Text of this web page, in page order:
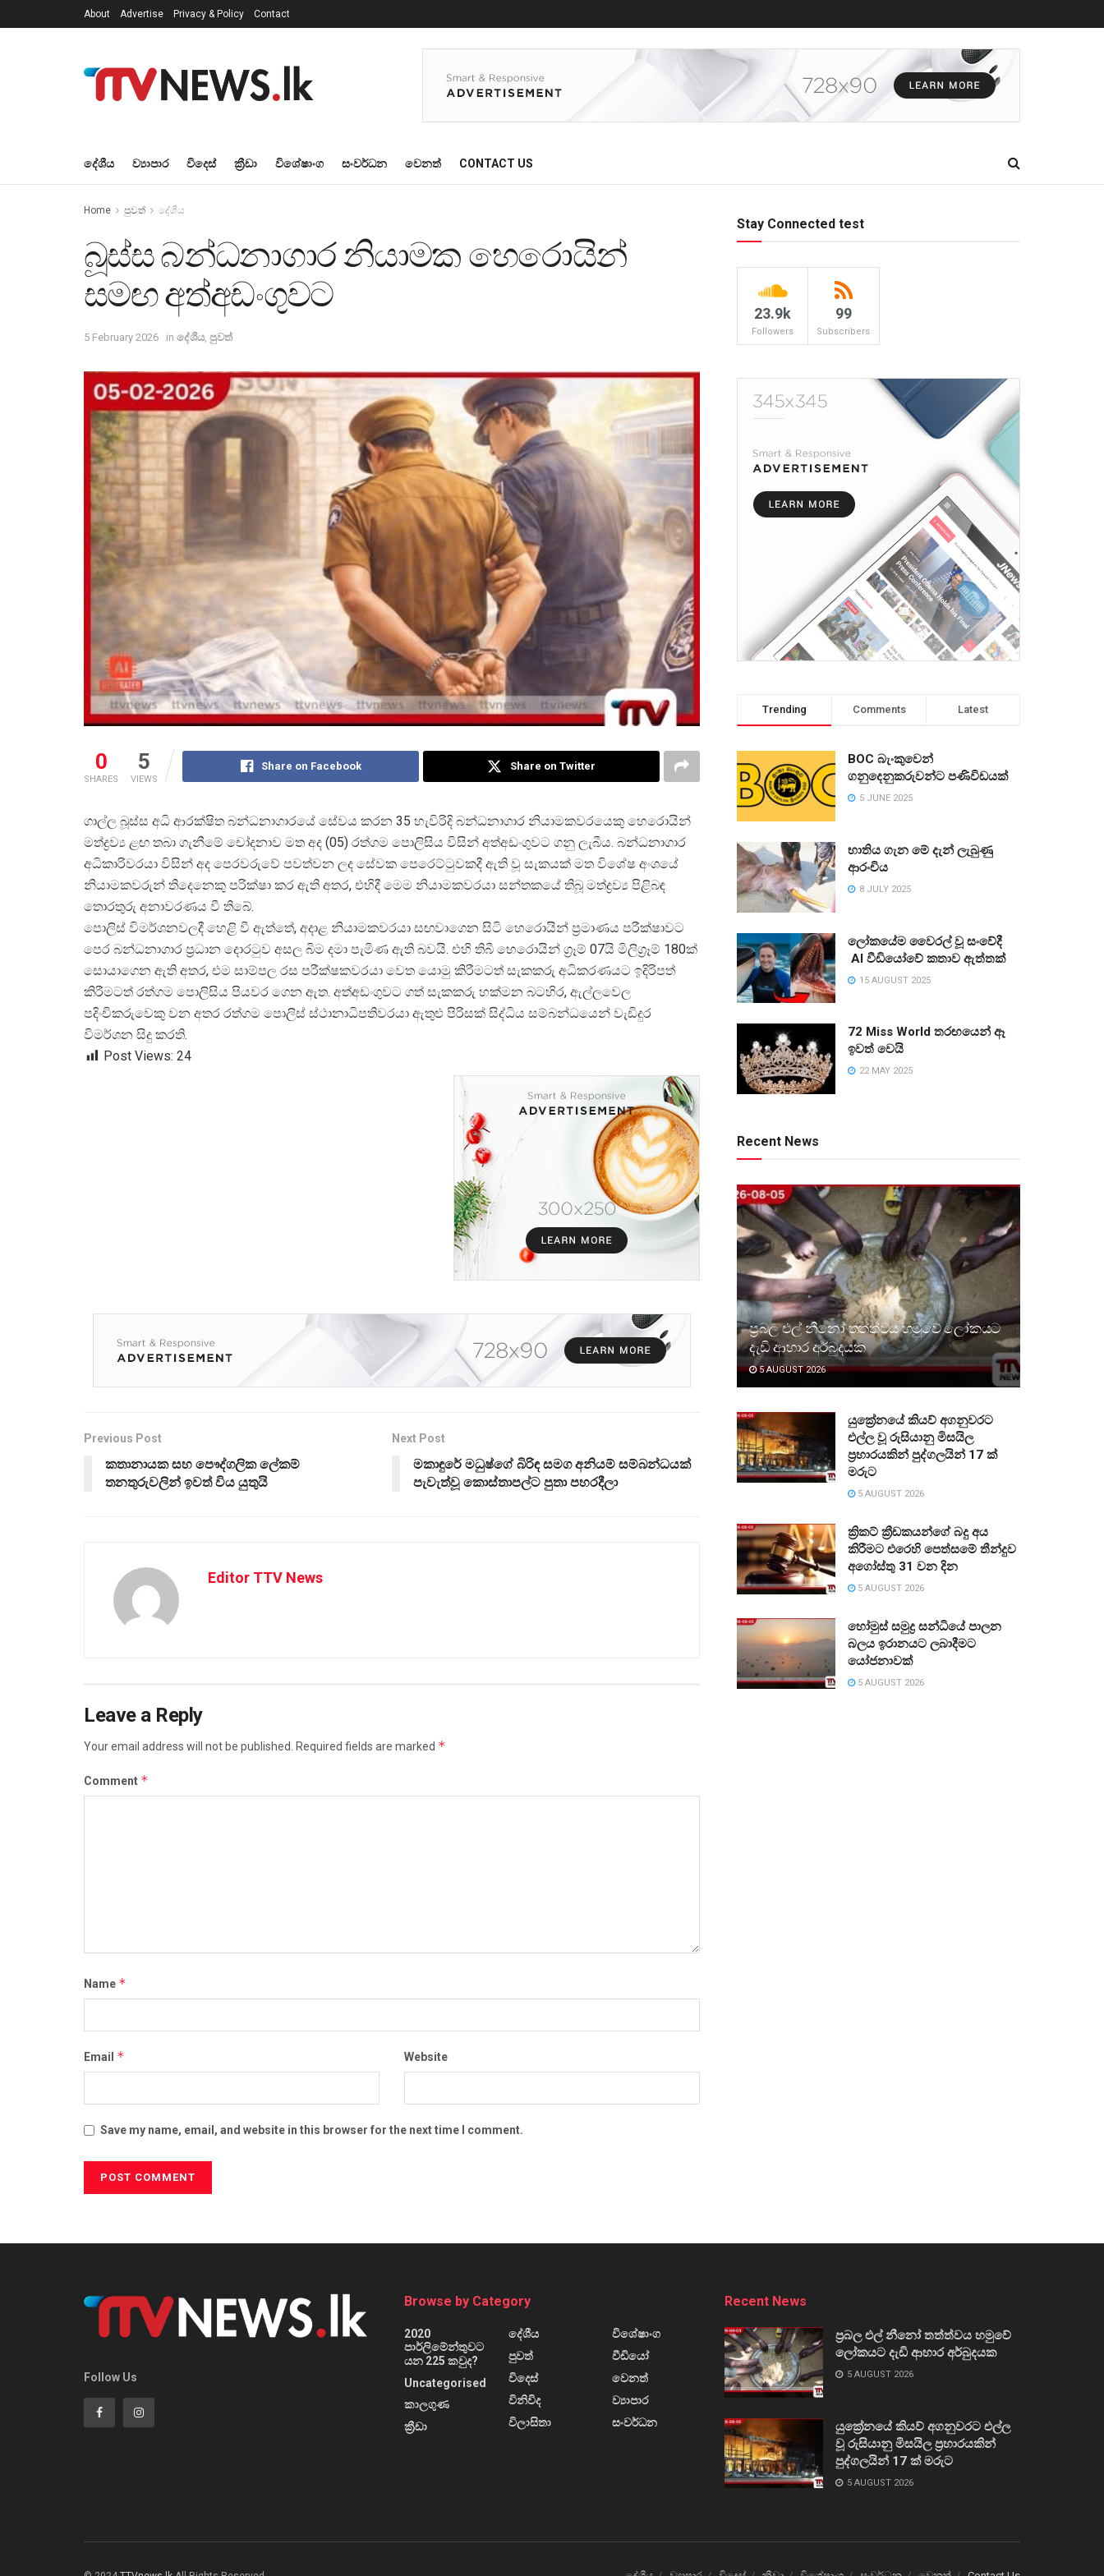
About Advertise Privacy & Policy Contact
දේශීය ව්‍යාපාර විදෙස් ක්‍රීඩා විශේෂාංග සංවර්ධන වෙනත් CONTACT US
Home පුවත් දේශීය
බූස්ස බන්ධනාගාර නියාමක හෙරොයින්
සමඟ අත්අඩංගුවට
5 February 2026 in දේශීය, පුවත්
0
SHARES
5
VIEWS
Share on Facebook Share on Twitter
ගාල්ල බූස්ස අධි ආරක්ෂිත බන්ධනාගාරයේ සේවය කරන 35 හැවිරිදි බන්ධනාගාර නියාමකවරයෙකු හෙරොයින්
මත්ද්රව් ය ළඟ තබා ගැනීමේ චෝදනාව මත අද (05) රත්ගම පොලිසිය විසින් අත්අඩංගුවට ගනු ලැබීය. බන්ධනාගාර
අධිකාරිවරයා විසින් අද පෙරවරුවේ පවත්වන ලද සේවක පෙරෙට්ටුවකදී ඇති වූ සැකයක් මත විශේෂ අංශයේ
නියාමකවරුන් තිදෙනෙකු පරික්ෂා කර ඇති අතර, එහිදී මෙම නියාමකවරයා සන්තකයේ තිබූ මත්ද්රව් ය පිළිබඳ
තොරතුරු අනාවරණය වී තිබේ.
පොලිස් විමර්ශනවලදී හෙළි වී ඇත්තේ, අදාළ නියාමකවරයා සඟවාගෙන සිටි හෙරොයින් ප්රමාණය පරීක්ෂාවට
පෙර බන්ධනාගාර ප්රධාන දොරටුව අසල බිම දමා පැමිණ ඇති බවයි. එහි තිබී හෙරොයින් ග්රෑම් 07යි මිලිග්රෑම් 180ක්
සොයාගෙන ඇති අතර, එම සාම්පල රස පරීක්ෂකවරයා වෙත යොමු කිරීමටත් සැකකරු අධිකරණයට ඉදිරිපත්
කිරීමටත් රත්ගම පොලිසිය පියවර ගෙන ඇත. අත්අඩංගුවට ගත් සැකකරු හක්මන බටහිර, ඇල්ලවෙල
පදිංචිකරුවෙකු වන අතර රත්ගම පොලිස් ස්ථානාධිපතිවරයා ඇතුළු පිරිසක් සිද්ධිය සම්බන්ධයෙන් වැඩිදුර
විමර්ශන සිදු කරති.
Post Views: 24
Previous Post
කතානායක සහ පෞද්ගලික ලේකම්
තනතුරුවලින් ඉවත් විය යුතුයි
Next Post
මකාඳුරේ මධුෂ්ගේ බිරිඳ සමග අනියම් සම්බන්ධයක්
පැවැත්වූ කොස්තාපල්ට පුතා පහරදීලා
Editor TTV News
Leave a Reply
Your email address will not be published. Required fields are marked *
Comment *
Name *
Email * Website
Save my name, email, and website in this browser for the next time I comment.
Stay Connected test
23.9k
Followers
99
Subscribers
Trending Comments Latest
BOC බැංකුවෙන්
ගනුදෙනුකරුවන්ට පණිවිඩයක්
5 JUNE 2025
භාතිය ගැන මේ දැන් ලැබුණු
ආරංචිය
8 JULY 2025
ලෝකයේම වෛරල් වූ සංවේදී
AI වීඩියෝවේ කතාව ඇත්තක්
15 AUGUST 2025
72 Miss World තරඟයෙන් ඈ
ඉවත් වෙයි
22 MAY 2025
Recent News
ප්‍රබල එල් නීනෝ තත්ත්වය හමුවේ ලෝකයට
දැඩි ආහාර අර්බුදයක
5 AUGUST 2026
යුක්‍රේනයේ කියව් අගනුවරට
එල්ල වූ රුසියානු මිසයිල
ප්‍රහාරයකින් පුද්ගලයින් 17 ක්
මරුට
5 AUGUST 2026
ක්‍රිකට් ක්‍රීඩකයන්ගේ බදු අය
කිරීමට එරෙහි පෙත්සමේ තීන්දුව
අගෝස්තු 31 වන දින
5 AUGUST 2026
හෝමුස් සමුද්‍ර සන්ධියේ පාලන
බලය ඉරානයට ලබාදීමට
යෝජනාවක්
5 AUGUST 2026
Follow Us
Browse by Category
2020
පාර්ලිමේන්තුවට
යන 225 කවුද?
Uncategorised
කාලගුණ
ක්‍රීඩා
දේශීය
පුවත්
විදෙස්
විනිවිද
විලාසිතා
විශේෂාංග
වීඩියෝ
වෙනත්
ව්‍යාපාර
සංවර්ධන
Recent News
ප්‍රබල එල් නීනෝ තත්ත්වය හමුවේ
ලෝකයට දැඩි ආහාර අර්බුදයක
5 AUGUST 2026
යුක්‍රේනයේ කියව් අගනුවරට එල්ල
වූ රුසියානු මිසයිල ප්‍රහාරයකින්
පුද්ගලයින් 17 ක් මරුට
5 AUGUST 2026